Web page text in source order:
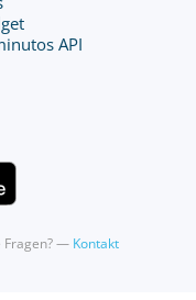
API
Fragen? — Kontakt